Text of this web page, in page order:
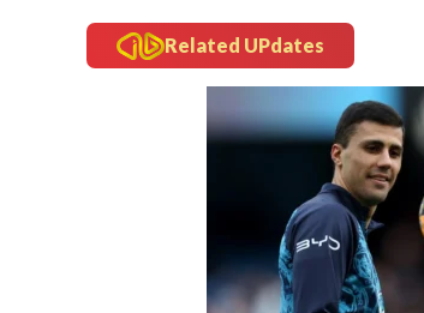
Related UPdates